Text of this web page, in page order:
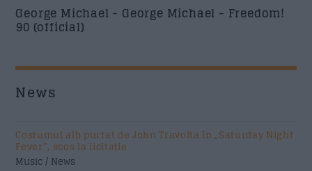
George Michael - George Michael - Freedom!
90 (official)
News
Costumul alb purtat de John Travolta în „Saturday Night
Fever”, scos la licitație
Music / News